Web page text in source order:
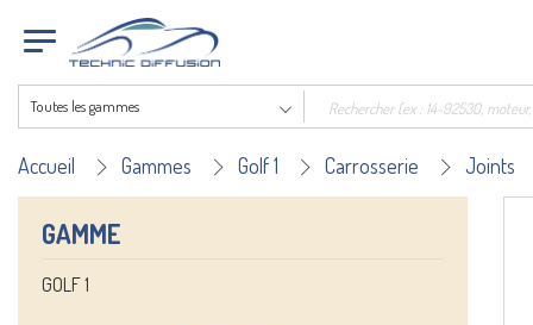
Toutes les gammes
Accueil Gammes Golf 1 Carrosserie Joints
GAMME
GOLF 1